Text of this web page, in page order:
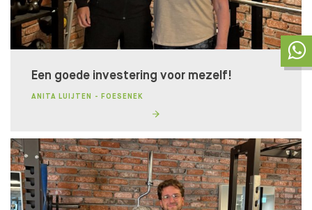
Een goede investering voor mezelf!
ANITA LUIJTEN - FOESENEK